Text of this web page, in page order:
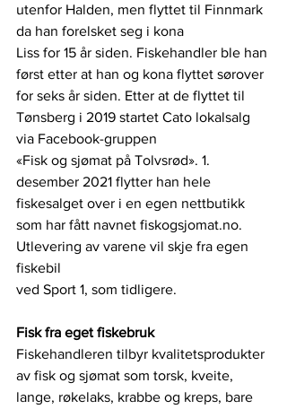
utenfor Halden, men flyttet til Finnmark
da han forelsket seg i kona
Liss for 15 år siden. Fiskehandler ble han
først etter at han og kona flyttet sørover
for seks år siden. Etter at de flyttet til
Tønsberg i 2019 startet Cato lokalsalg
via Facebook-gruppen
«Fisk og sjømat på Tolvsrød». 1.
desember 2021 flytter han hele
fiskesalget over i en egen nettbutikk
som har fått navnet fiskogsjomat.no.
Utlevering av varene vil skje fra egen
fiskebil
ved Sport 1, som tidligere.
Fisk fra eget fiskebruk
Fiskehandleren tilbyr kvalitetsprodukter
av fisk og sjømat som torsk, kveite,
lange, røkelaks, krabbe og kreps, bare